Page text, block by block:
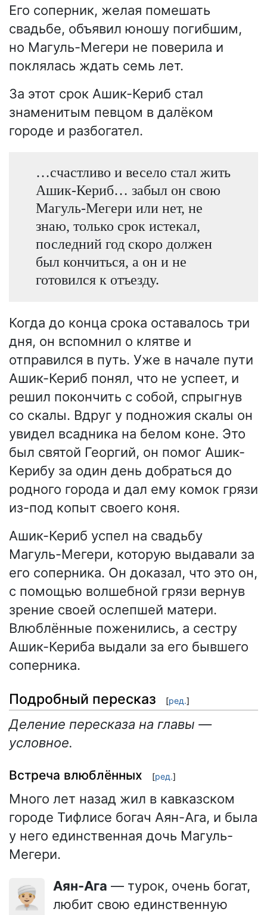
Его соперник, желая помешать
свадьбе, объявил юношу погибшим,
но Магуль-Мегери не поверила и
поклялась ждать семь лет.
За этот срок Ашик-Кериб стал
знаменитым певцом в далёком
городе и разбогател.
…счастливо и весело стал жить
Ашик-Кериб… забыл он свою
Магуль-Мегери или нет, не
знаю, только срок истекал,
последний год скоро должен
был кончиться, а он и не
готовился к отъезду.
Когда до конца срока оставалось три
дня, он вспомнил о клятве и
отправился в путь. Уже в начале пути
Ашик-Кериб понял, что не успеет, и
решил покончить с собой, спрыгнув
со скалы. Вдруг у подножия скалы он
увидел всадника на белом коне. Это
был святой Георгий, он помог Ашик-
Керибу за один день добраться до
родного города и дал ему комок грязи
из-под копыт своего коня.
Ашик-Кериб успел на свадьбу
Магуль-Мегери, которую выдавали за
его соперника. Он доказал, что это он,
с помощью волшебной грязи вернув
зрение своей ослепшей матери.
Влюблённые поженились, а сестру
Ашик-Кериба выдали за его бывшего
соперника.
Подробный пересказ [ред.]
Деление пересказа на главы —
условное.
Встреча влюблённых [ред.]
Много лет назад жил в кавказском
городе Тифлисе богач Аян-Ага, и была
у него единственная дочь Магуль-
Мегери.
👳🏼‍♂️ Аян-Ага — турок, очень богат,
любит свою единственную